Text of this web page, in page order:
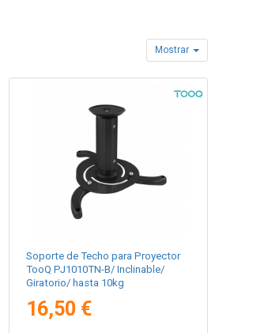
Mostrar
Soporte de Techo para Proyector
TooQ PJ1010TN-B/ Inclinable/
Giratorio/ hasta 10kg
16,50 €